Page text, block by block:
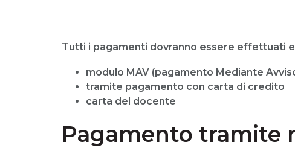
Tutti i pagamenti dovranno essere effettuati
modulo MAV (pagamento Mediante
tramite pagamento con carta di credito
carta del docente
Pagamento tramite